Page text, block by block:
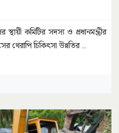
স্থায়ী কমিটির সদস্য ও প্রধানমন্ত্রীর
থেরাপি চিকিৎসা উন্নতির ...